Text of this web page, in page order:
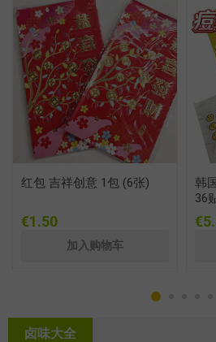
红包 吉祥创意 1包 (6张)
€1.50
韩
36
卤味大全